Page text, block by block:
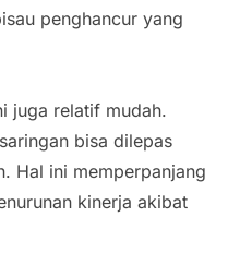
penghancur yang
juga relatif mudah.
bisa dilepas
Hal ini memperpanjang
kinerja akibat